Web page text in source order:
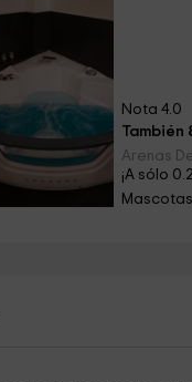
Nota 4.0
También
Arenas
¡A sólo
Mascotas